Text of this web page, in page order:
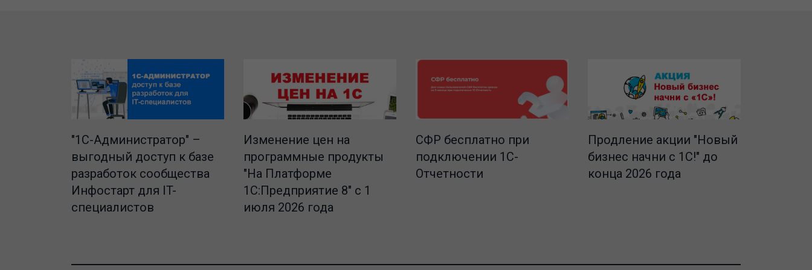
"1C-Администратор" –
выгодный доступ к базе
разработок сообщества
Инфостарт для IT-
специалистов
Изменение цен на
программные продукты
"На Платформе
1С:Предприятие 8" с 1
июля 2026 года
СФР бесплатно при
подключении 1С-
Отчетности
Продление акции "Новый
бизнес начни с 1С!" до
конца 2026 года